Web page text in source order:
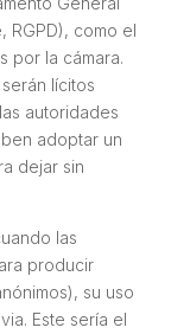
RGPD), como el
por la cámara.
lícitos
autoridades
adoptar un
dejar sin
las
producir
su uso
Este sería el